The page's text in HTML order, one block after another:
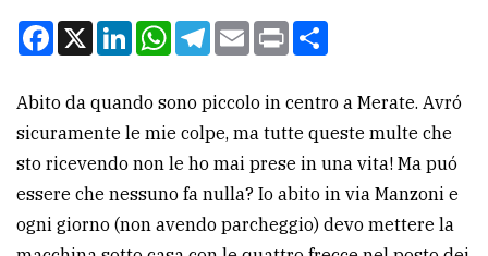
redazione
Per
la
tua
pubblicità
Facebook
X LinkedInWhatsApp
Telegram
EmailPrint
Abito da quando sono piccolo in centro a Merate. Avró
sicuramente le mie colpe, ma tutte queste multe che
sto ricevendo non le ho mai prese in una vita! Ma puó
essere che nessuno fa nulla? Io abito in via Manzoni e
ogni giorno (non avendo parcheggio) devo mettere la